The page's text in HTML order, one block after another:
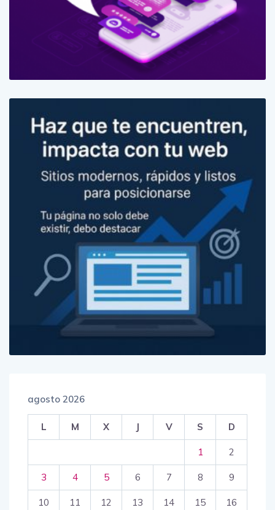
agosto 2026
L M X J V S D
1 2
3 4 5 6 7 8 9
10 11 12 13 14 15 16